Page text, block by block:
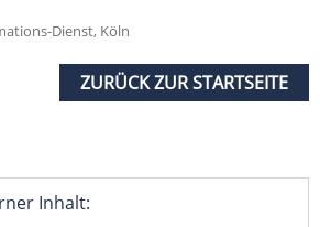
Dienst, Köln
ZURÜCK ZUR STARTSEITE
Inhalt: